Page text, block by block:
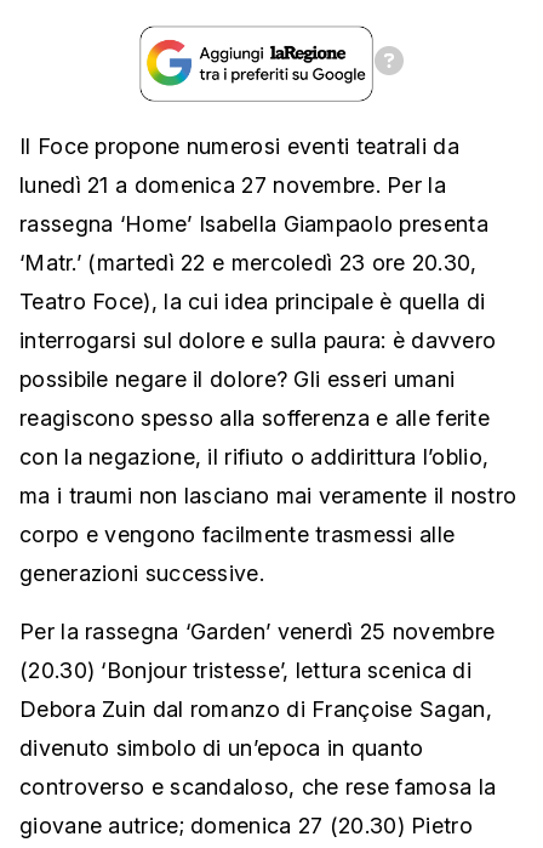
Il Foce propone numerosi eventi teatrali da
lunedì 21 a domenica 27 novembre. Per la
rassegna ‘Home’ Isabella Giampaolo presenta
‘Matr.’ (martedì 22 e mercoledì 23 ore 20.30,
Teatro Foce), la cui idea principale è quella di
interrogarsi sul dolore e sulla paura: è davvero
possibile negare il dolore? Gli esseri umani
reagiscono spesso alla sofferenza e alle ferite
con la negazione, il rifiuto o addirittura l’oblio,
ma i traumi non lasciano mai veramente il nostro
corpo e vengono facilmente trasmessi alle
generazioni successive.
Per la rassegna ‘Garden’ venerdì 25 novembre
(20.30) ‘Bonjour tristesse’, lettura scenica di
Debora Zuin dal romanzo di Françoise Sagan,
divenuto simbolo di un’epoca in quanto
controverso e scandaloso, che rese famosa la
giovane autrice; domenica 27 (20.30) Pietro